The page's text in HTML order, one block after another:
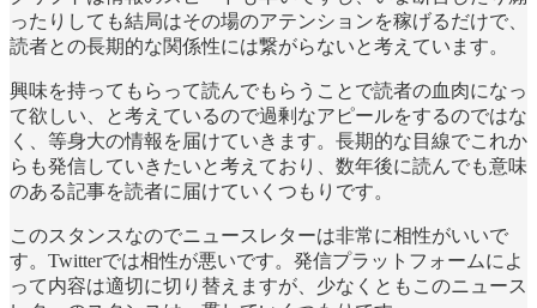
ったりしても結局はその場のアテンションを稼げるだけで、
読者との長期的な関係性には繋がらないと考えています。
興味を持ってもらって読んでもらうことで読者の血肉になっ
て欲しい、と考えているので過剰なアピールをするのではな
く、等身大の情報を届けていきます。長期的な目線でこれか
らも発信していきたいと考えており、数年後に読んでも意味
のある記事を読者に届けていくつもりです。
このスタンスなのでニュースレターは非常に相性がいいで
す。Twitterでは相性が悪いです。発信プラットフォームによ
って内容は適切に切り替えますが、少なくともこのニュース